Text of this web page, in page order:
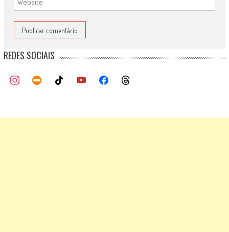
REDES SOCIAIS